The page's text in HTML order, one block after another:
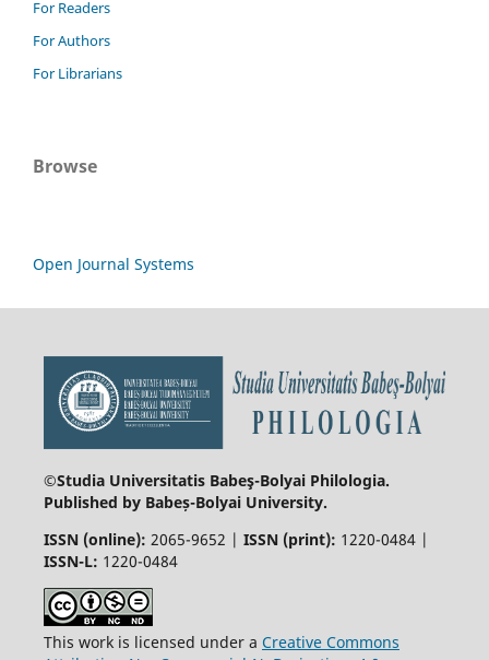
For Readers
For Authors
For Librarians
Browse
Open Journal Systems
©Studia Universitatis Babeş-Bolyai Philologia.
Published by Babeș-Bolyai University.
ISSN (online): 2065-9652 | ISSN (print): 1220-0484 |
ISSN-L: 1220-0484
This work is licensed under a Creative Commons